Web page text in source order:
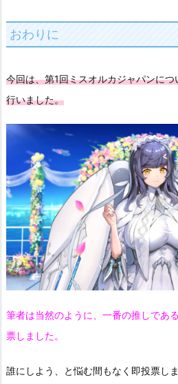
おわりに
今回は、第1回ミスオルカジャパンに
行いました。
筆者は当然のように、一番の推しであ
票しました。
誰にしよう、と悩む間もなく即投票しま